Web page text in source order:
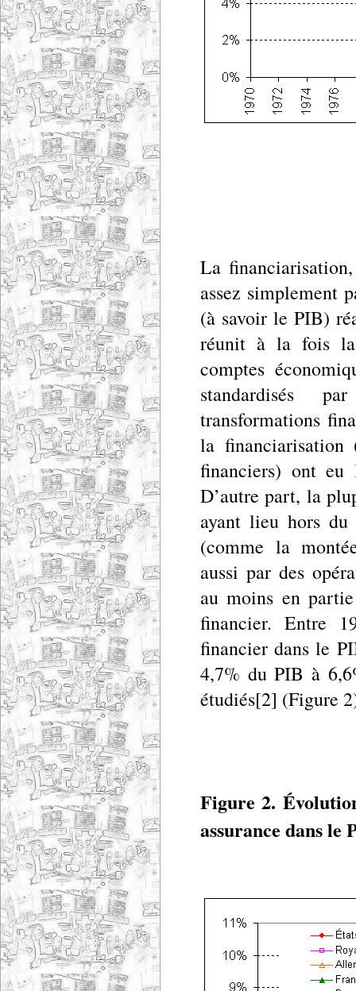
La
assez simplement
(à savoir le PIB)
réunit à la fois la
comptes
standardisés
transformations
la
financiers) ont eu
D’autre part, la
ayant lieu hors du
(comme la
aussi par des
au moins en
financier. Entre
financier dans le
4,7% du PIB à
étudiés[2] (Figure
Figure 2.
assurance dans le